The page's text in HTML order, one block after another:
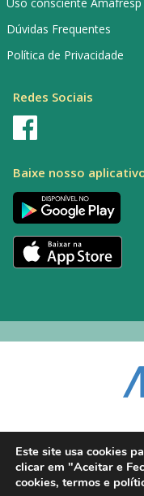
Dúvidas Frequentes
Política de Privacidade
Redes Sociais
Baixe nosso
Diretor Técnico:
Este site usa cookies
clicar em "Aceitar e
cookies, termos e